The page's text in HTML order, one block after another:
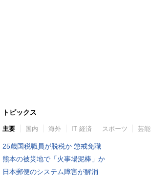
トピックス
主要 国内 海外 IT 経済 スポーツ 芸能
25歳国税職員が脱税か 懲戒免職
熊本の被災地で「火事場泥棒」か
日本郵便のシステム障害が解消